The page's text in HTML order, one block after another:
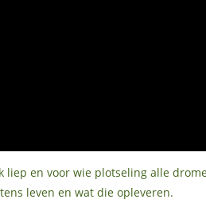
en voor wie plotseling alle
leven en wat die opleveren.